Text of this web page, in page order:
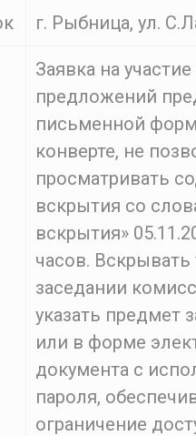
г. Рыбница, ул.
Заявка на
предложений
письменной
конверте, не
просматривать
вскрытия со
вскрытия»
часов. Вскрывать
заседании
указать предмет
или в форме
документа с
пароля,
ограничение